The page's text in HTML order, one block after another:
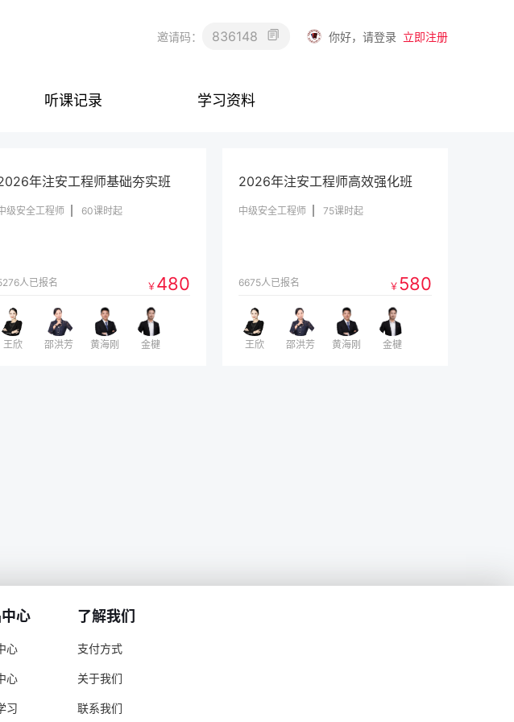
邀请码： 836148 你好，请登录 立即注册
听课记录 学习资料
年注安工程师基础夯实班
级安全工程师 60课时起
人已报名 ￥ 480
王欣 邵洪芳 黄海刚 金楗
2026年注安工程师高效强化班
中级安全工程师 75课时起
6675人已报名 ￥ 580
王欣 邵洪芳 黄海刚 金楗
心
心
心
习
了解我们
支付方式
关于我们
联系我们